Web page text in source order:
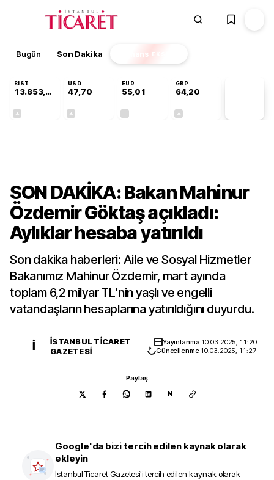
Bugün Son Dakika Finans EKSTRA
BIST
13.853,69
USD
47,70
EUR
55,01
GBP
64,20
SON DAKİKA: Bakan Mahinur
Özdemir Göktaş açıkladı:
Aylıklar hesaba yatırıldı
Son dakika haberleri: Aile ve Sosyal Hizmetler
Bakanımız Mahinur Özdemir, mart ayında
toplam 6,2 milyar TL'nin yaşlı ve engelli
vatandaşların hesaplarına yatırıldığını duyurdu.
İ
İSTANBUL TICARET
GAZETESI
Yayınlanma 10.03.2025, 11:20
Güncellenme 10.03.2025, 11:27
Paylaş
N
Google'da bizi tercih edilen kaynak olarak
ekleyin
İstanbul Ticaret Gazetesi'i tercih edilen kaynak olarak